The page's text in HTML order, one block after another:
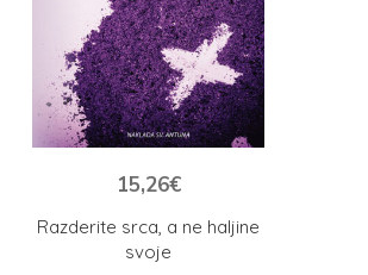
Razderite srca, a ne haljine
svoje
15,26€